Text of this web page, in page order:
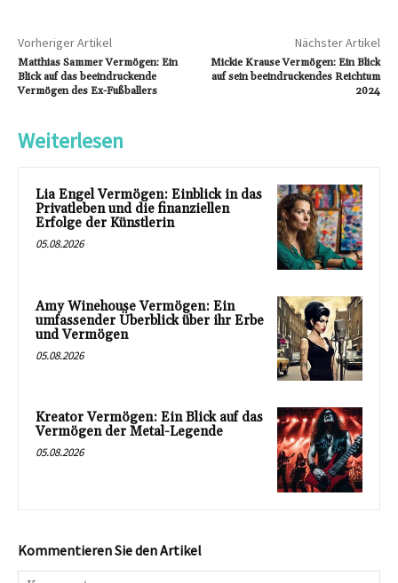
Vorheriger Artikel
Matthias Sammer Vermögen: Ein
Blick auf das beeindruckende
Vermögen des Ex-Fußballers
Nächster Artikel
Mickie Krause Vermögen: Ein Blick
auf sein beeindruckendes Reichtum
2024
Weiterlesen
Lia Engel Vermögen: Einblick in das
Privatleben und die finanziellen
Erfolge der Künstlerin
05.08.2026
Amy Winehouse Vermögen: Ein
umfassender Überblick über ihr Erbe
und Vermögen
05.08.2026
Kreator Vermögen: Ein Blick auf das
Vermögen der Metal-Legende
05.08.2026
Kommentieren Sie den Artikel